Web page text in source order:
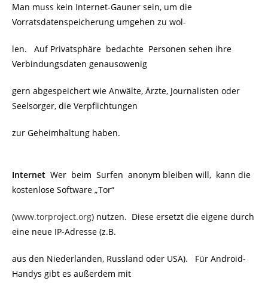
Man muss kein Internet-Gauner sein, um die
Vorratsdatenspeicherung umgehen zu wol-
len. Auf Privatsphäre bedachte Personen sehen ihre
Verbindungsdaten genausowenig
gern abgespeichert wie Anwälte, Ärzte, Journalisten oder
Seelsorger, die Verpflichtungen
zur Geheimhaltung haben.
Internet Wer beim Surfen anonym bleiben will, kann die
kostenlose Software „Tor“
(www.torproject.org) nutzen. Diese ersetzt die eigene durch
eine neue IP-Adresse (z.B.
aus den Niederlanden, Russland oder USA). Für Android-
Handys gibt es außerdem mit